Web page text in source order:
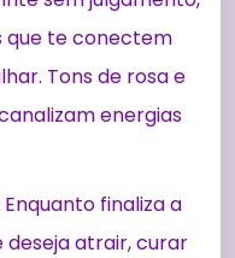
que te conectem
Tons de rosa e
energias
Enquanto finaliza a
deseja atrair, curar